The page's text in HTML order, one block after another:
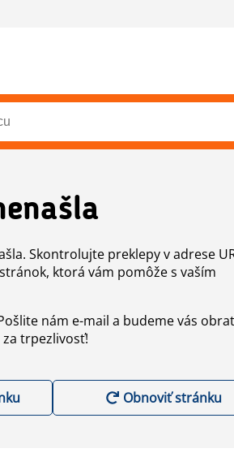
Skontrolujte preklepy v adrese
ktorá vám pomôže s vaším
nám e-mail a budeme vás
trpezlivosť!
Obnoviť stránku